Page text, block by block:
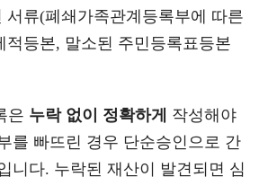
서류(폐쇄가족관계등록부에 따른
적등본, 말소된 주민등록표등본
은 누락 없이 정확하게 작성해야
를 빠뜨린 경우 단순승인으로 간
니다. 누락된 재산이 발견되면 심